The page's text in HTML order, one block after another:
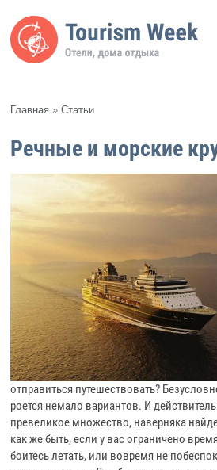
Главная »Статьи
Речные и морские
отправиться путешествовать?
роется немало вариантов. И
превеликое множество, наверняка
как же быть, если у вас ограничено
боитесь летать, или вовремя не